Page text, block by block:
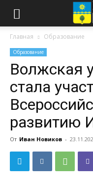
Главная Образование
Образование
Волжская
стала
развитию
От Иван Новиков -